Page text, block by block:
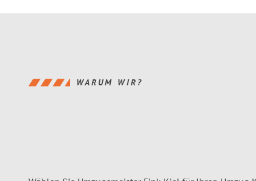
WARUM WIR?